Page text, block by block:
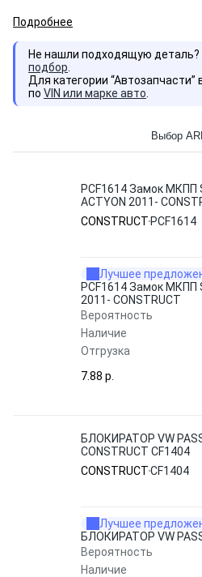
Подробнее
Не нашли подходящую деталь?
подбор
Для категории
по VIN или марке авто
Выбор
PCF1614 Замок МКПП
ACTYON 2011-
CONSTRUCT PCF1614
Лучшее
PCF1614 Замок МКПП
2011- CONSTRUCT
Вероятность
Наличие
Отгрузка
7.88 p.
БЛОКИРАТОР VW
CONSTRUCT CF1404
CONSTRUCTCF1404
Лучшее
БЛОКИРАТОР VW
Вероятность
Наличие